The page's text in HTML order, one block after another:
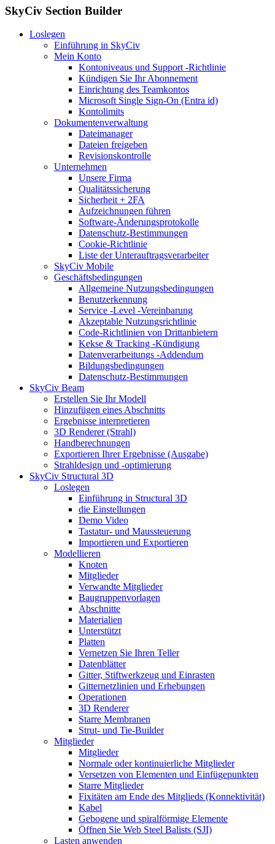
SkyCiv Section Builder
Loslegen
Einführung in SkyCiv
Mein Konto
Kontoniveaus und Support -Richtlinie
Kündigen Sie Ihr Abonnement
Einrichtung des Teamkontos
Microsoft Single Sign-On (Entra id)
Kontolimits
Dokumentenverwaltung
Dateimanager
Dateien freigeben
Revisionskontrolle
Unternehmen
Unsere Firma
Qualitätssicherung
Sicherheit + 2FA
Aufzeichnungen führen
Software-Änderungsprotokolle
Datenschutz-Bestimmungen
Cookie-Richtlinie
Liste der Unterauftragsverarbeiter
SkyCiv Mobile
Geschäftsbedingungen
Allgemeine Nutzungsbedingungen
Benutzerkennung
Service -Level -Vereinbarung
Akzeptable Nutzungsrichtlinie
Code-Richtlinien von Drittanbietern
Kekse & Tracking -Kündigung
Datenverarbeitungs -Addendum
Bildungsbedingungen
Datenschutz-Bestimmungen
SkyCiv Beam
Erstellen Sie Ihr Modell
Hinzufügen eines Abschnitts
Ergebnisse interpretieren
3D Renderer (Strahl)
Handberechnungen
Exportieren Ihrer Ergebnisse (Ausgabe)
Strahldesign und -optimierung
SkyCiv Structural 3D
Loslegen
Einführung in Structural 3D
die Einstellungen
Demo Video
Tastatur- und Maussteuerung
Importieren und Exportieren
Modellieren
Knoten
Mitglieder
Verwandte Mitglieder
Baugruppenvorlagen
Abschnitte
Materialien
Unterstützt
Platten
Vernetzen Sie Ihren Teller
Datenblätter
Gitter, Stiftwerkzeug und Einrasten
Gitternetzlinien und Erhebungen
Operationen
3D Renderer
Starre Membranen
Strut- und Tie-Builder
Mitglieder
Mitglieder
Normale oder kontinuierliche Mitglieder
Versetzen von Elementen und Einfügepunkten
Starre Mitglieder
Fixitäten am Ende des Mitglieds (Konnektivität)
Kabel
Gebogene und spiralförmige Elemente
Öffnen Sie Web Steel Balists (SJI)
Lasten anwenden